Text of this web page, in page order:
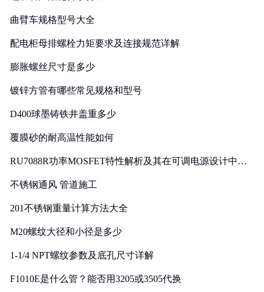
曲臂车规格型号大全
配电柜母排螺栓力矩要求及连接规范详解
膨胀螺丝尺寸是多少
镀锌方管有哪些常见规格和型号
D400球墨铸铁井盖重多少
覆膜砂的耐高温性能如何
RU7088R功率MOSFET特性解析及其在可调电源设计中的
不锈钢通风 管道施工
201不锈钢重量计算方法大全
M20螺纹大径和小径是多少
1-1/4 NPT螺纹参数及底孔尺寸详解
F1010E是什么管？能否用3205或3505代换